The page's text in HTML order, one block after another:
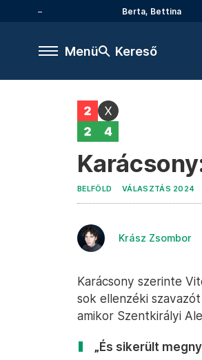
Berta, Bettina
Menü Kereső
BELFÖLD VÁLASZTÁS 2024
Krász Zsombor
Karácsony szerinte
sok ellenzéki
amikor Szentkirályi
„És sikerült